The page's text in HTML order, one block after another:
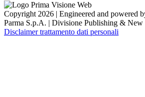
Copyright 2026 | Engineered and powered
Parma S.p.A. | Divisione Publishing & New
Disclaimer trattamento dati personali